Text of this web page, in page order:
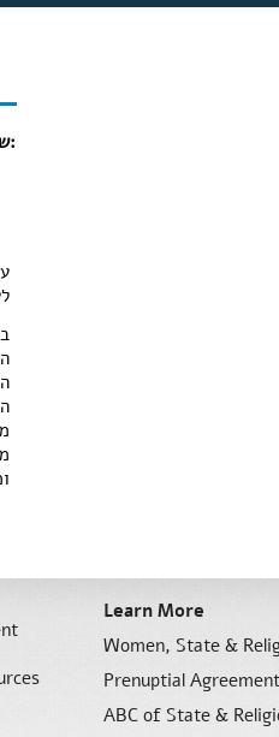
שופט:
Learn More
Women, State &
Prenuptial
ABC of State &